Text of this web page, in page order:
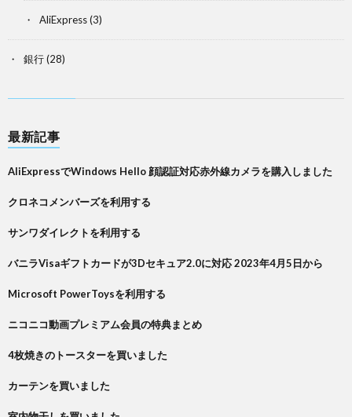
AliExpress(3)
銀行(28)
最新記事
AliExpressでWindows Hello 顔認証対応赤外線カメラを購入しました
クロネコメンバーズを利用する
サンワダイレクトを利用する
バニラVisaギフトカードが3Dセキュア2.0に対応 2023年4月5日から
Microsoft PowerToysを利用する
ニコニコ動画プレミアム会員の特典まとめ
4枚焼きのトースターを買いました
カーテンを買いました